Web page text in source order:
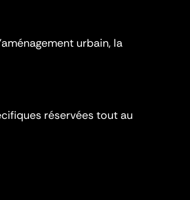
urbain, la
réservées tout au